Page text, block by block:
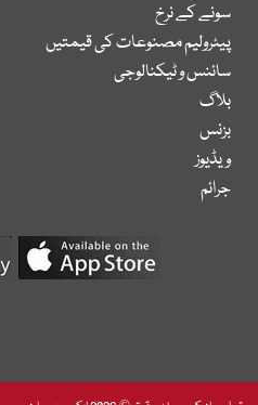
سونے کے نرخ
پیٹرولیم مصنوعات کی قیمتیں
سائنس و ٹیکنالوجی
بلاگ
بزنس
ویڈیوز
جرائم